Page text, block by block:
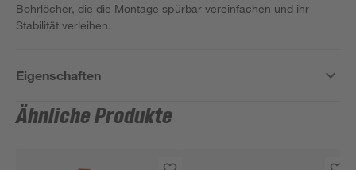
Bohrlöcher, die die Montage spürbar vereinfachen und ihr
Stabilität verleihen.
Eigenschaften
Ähnliche Produkte